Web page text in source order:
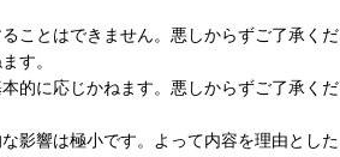
ことはできません。悪しからずご了承くだ
す。
的に応じかねます。悪しからずご了承くだ
影響は極小です。よって内容を理由とした